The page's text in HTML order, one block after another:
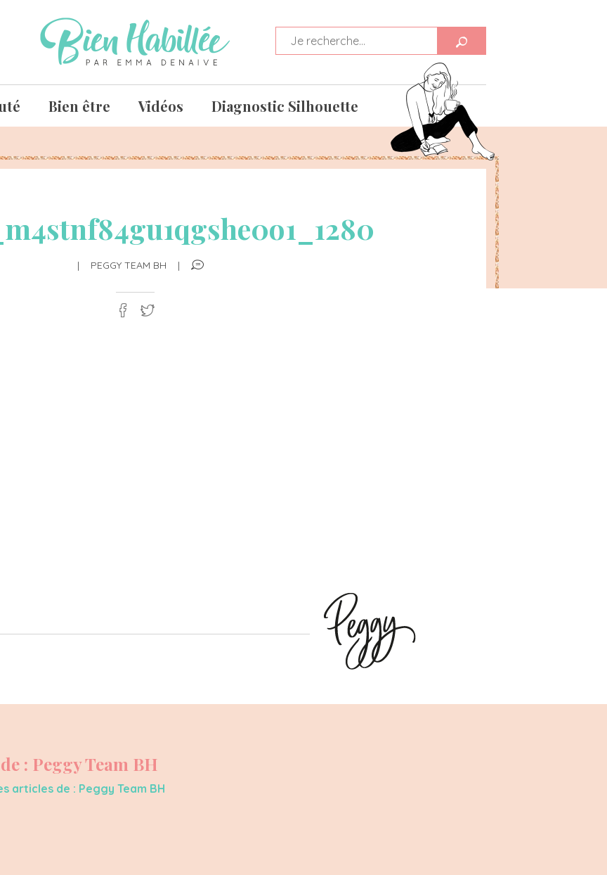
Bien être Vidéos Diagnostic Silhouette
| PEGGY TEAM BH |
: Peggy Team BH
articles de : Peggy Team BH